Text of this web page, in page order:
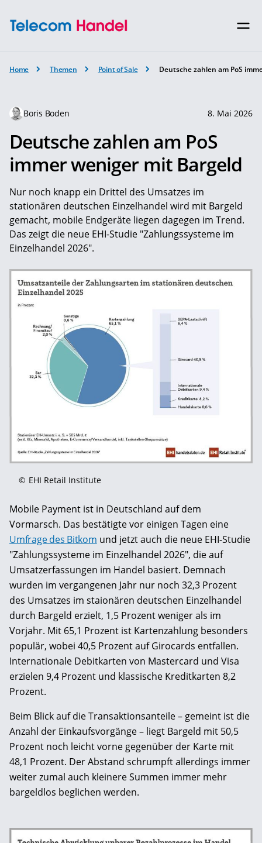
Home Themen Point of Sale Deutsche zahlen am PoS
Boris Boden 8. Mai 2026
Deutsche zahlen am PoS
immer weniger mit Bargeld
Nur noch knapp ein Drittel des Umsatzes im
stationären deutschen Einzelhandel wird mit Bargeld
gemacht, mobile Endgeräte liegen dagegen im Trend.
Das zeigt die neue EHI-Studie "Zahlungssysteme im
Einzelhandel 2026".
© EHI Retail Institute
Mobile Payment ist in Deutschland auf dem
Vormarsch. Das bestätigte vor einigen Tagen eine
Umfrage des Bitkom und jetzt auch die neue EHI-Studie
"Zahlungssysteme im Einzelhandel 2026", die auf
Umsatzerfassungen im Handel basiert. Demnach
wurden im vergangenen Jahr nur noch 32,3 Prozent
des Umsatzes im staionären deutschen Einzelhandel
durch Bargeld erzielt, 1,5 Prozent weniger als im
Vorjahr. Mit 65,1 Prozent ist Kartenzahlung besonders
populär, wobei 40,5 Prozent auf Girocards entfallen.
Internationale Debitkarten von Mastercard und Visa
erzielen 9,4 Prozent und klassische Kreditkarten 8,2
Prozent.
Beim Blick auf die Transaktionsanteile – gemeint ist die
Anzahl der Einkaufsvorgänge – liegt Bargeld mit 50,5
Prozent noch leicht vorne gegenüber der Karte mit
48,1 Prozent. Der Abstand schrumpft allerdings immer
weiter zumal auch kleinere Summen immer mehr
bargeldlos beglichen werden.